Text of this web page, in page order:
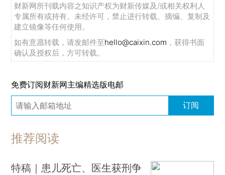
财新网所刊载内容之知识产权为财新传媒及/或相关权利人
专属所有或持有。未经许可，禁止进行转载、摘编、复制及
建立镜像等任何使用。
如有意愿转载，请发邮件至hello@caixin.com ，获得书面
确认及授权后，方可转载。
免费订阅财新网主编精选版电邮
订阅
推荐阅读
特稿｜患儿死亡、医生获刑争